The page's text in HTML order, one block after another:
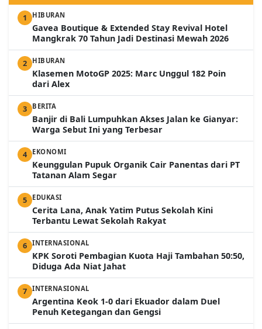
1 HIBURAN
Gavea Boutique & Extended Stay Revival Hotel
Mangkrak 70 Tahun Jadi Destinasi Mewah 2026
2 HIBURAN
Klasemen MotoGP 2025: Marc Unggul 182 Poin
dari Alex
3 BERITA
Banjir di Bali Lumpuhkan Akses Jalan ke Gianyar:
Warga Sebut Ini yang Terbesar
4 EKONOMI
Keunggulan Pupuk Organik Cair Panentas dari PT
Tatanan Alam Segar
5 EDUKASI
Cerita Lana, Anak Yatim Putus Sekolah Kini
Terbantu Lewat Sekolah Rakyat
6 INTERNASIONAL
KPK Soroti Pembagian Kuota Haji Tambahan 50:50,
Diduga Ada Niat Jahat
7 INTERNASIONAL
Argentina Keok 1-0 dari Ekuador dalam Duel
Penuh Ketegangan dan Gengsi